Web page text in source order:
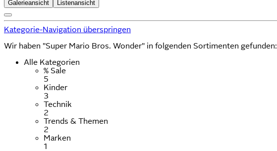
Galerieansicht Listenansicht
Kategorie-Navigation überspringen
Wir haben "Super Mario Bros. Wonder" in folgenden Sortimenten gefunden:
Alle Kategorien
% Sale
5
Kinder
3
Technik
2
Trends & Themen
2
Marken
1